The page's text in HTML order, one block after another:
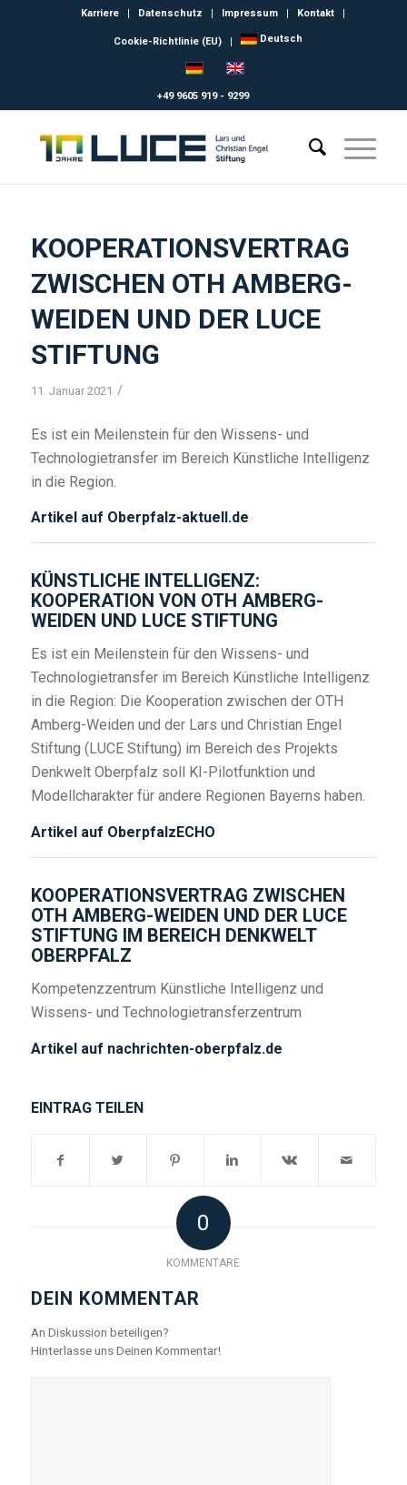
Karriere Datenschutz Impressum Kontakt
Cookie-Richtlinie (EU) Deutsch
+49 9605 919 - 9299
KOOPERATIONSVERTRAG
ZWISCHEN OTH AMBERG-
WEIDEN UND DER LUCE
STIFTUNG
11. Januar 2021 /
Es ist ein Meilenstein für den Wissens- und
Technologietransfer im Bereich Künstliche Intelligenz
in die Region.
Artikel auf Oberpfalz-aktuell.de
KÜNSTLICHE INTELLIGENZ:
KOOPERATION VON OTH AMBERG-
WEIDEN UND LUCE STIFTUNG
Es ist ein Meilenstein für den Wissens- und
Technologietransfer im Bereich Künstliche Intelligenz
in die Region: Die Kooperation zwischen der OTH
Amberg-Weiden und der Lars und Christian Engel
Stiftung (LUCE Stiftung) im Bereich des Projekts
Denkwelt Oberpfalz soll KI-Pilotfunktion und
Modellcharakter für andere Regionen Bayerns haben.
Artikel auf OberpfalzECHO
KOOPERATIONSVERTRAG ZWISCHEN
OTH AMBERG-WEIDEN UND DER LUCE
STIFTUNG IM BEREICH DENKWELT
OBERPFALZ
Kompetenzzentrum Künstliche Intelligenz und
Wissens- und Technologietransferzentrum
Artikel auf nachrichten-oberpfalz.de
EINTRAG TEILEN
0
KOMMENTARE
DEIN KOMMENTAR
An Diskussion beteiligen?
Hinterlasse uns Deinen Kommentar!